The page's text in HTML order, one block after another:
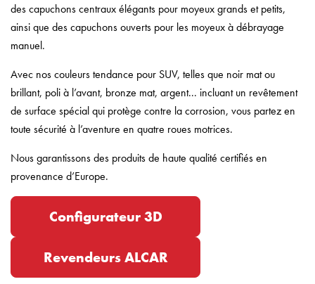
des capuchons centraux élégants pour moyeux grands et petits,
ainsi que des capuchons ouverts pour les moyeux à débrayage
manuel.
Avec nos couleurs tendance pour SUV, telles que noir mat ou
brillant, poli à l’avant, bronze mat, argent... incluant un revêtement
de surface spécial qui protège contre la corrosion, vous partez en
toute sécurité à l’aventure en quatre roues motrices.
Nous garantissons des produits de haute qualité certifiés en
provenance d’Europe.
Configurateur 3D
Revendeurs ALCAR